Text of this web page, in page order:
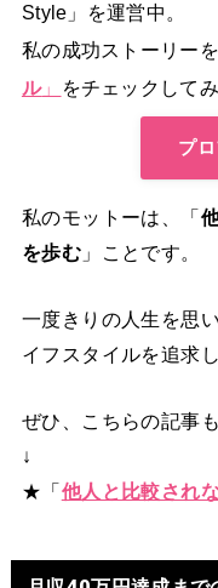
Style」を運営中。
私の成功ストーリー
ル」 をチェックして
プ
私のモットーは、「
を歩む 」ことです。
一度きりの人生を思
イフスタイルを追求
ぜひ、こちらの記事
↓
★「 他人と比較され